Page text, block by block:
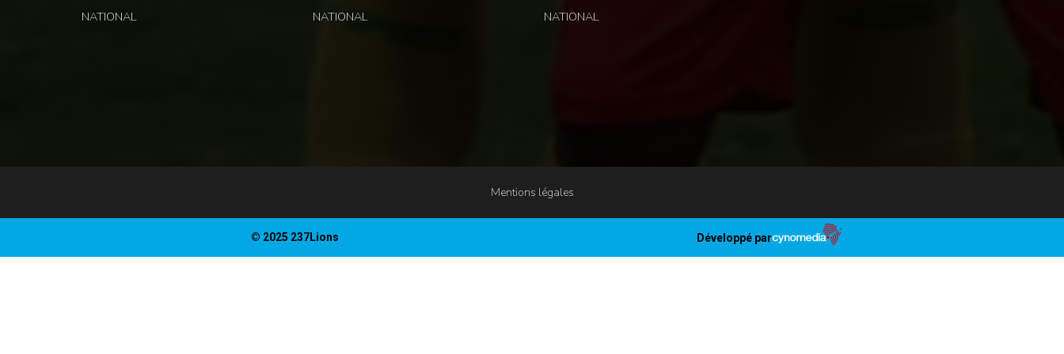
NATIONAL
NATIONAL
NATIONAL
Mentions légales
© 2025 237Lions Développé par